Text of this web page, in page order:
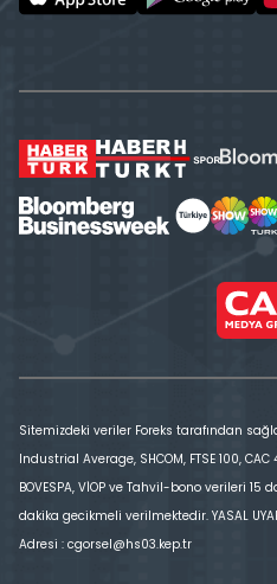
Sitemizdeki veriler Foreks tarafından
Industrial Average, SHCOM, FTSE 100,
BOVESPA, VİOP ve Tahvil-bono verileri 15
dakika gecikmeli verilmektedir. YASAL
Adresi : cgorsel@hs03.kep.tr